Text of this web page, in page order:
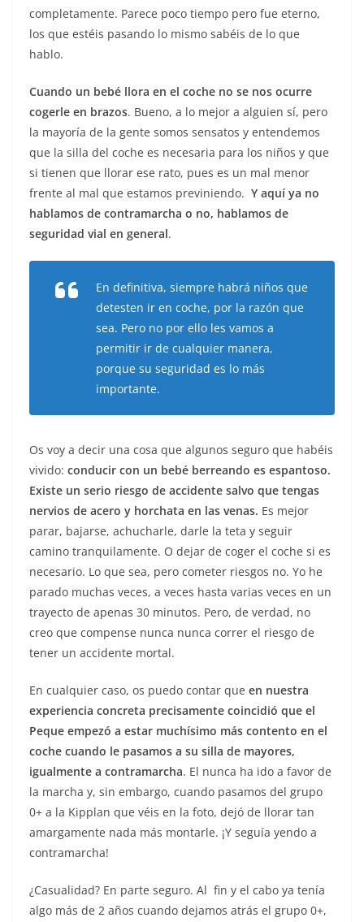
completamente. Parece poco tiempo pero fue eterno,
los que estéis pasando lo mismo sabéis de lo que
hablo.
Cuando un bebé llora en el coche no se nos ocurre
cogerle en brazos. Bueno, a lo mejor a alguien sí, pero
la mayoría de la gente somos sensatos y entendemos
que la silla del coche es necesaria para los niños y que
si tienen que llorar ese rato, pues es un mal menor
frente al mal que estamos previniendo. Y aquí ya no
hablamos de contramarcha o no, hablamos de
seguridad vial en general.
En definitiva, siempre habrá niños que
detesten ir en coche, por la razón que
sea. Pero no por ello les vamos a
permitir ir de cualquier manera,
porque su seguridad es lo más
importante.
Os voy a decir una cosa que algunos seguro que habéis
vivido: conducir con un bebé berreando es espantoso.
Existe un serio riesgo de accidente salvo que tengas
nervios de acero y horchata en las venas. Es mejor
parar, bajarse, achucharle, darle la teta y seguir
camino tranquilamente. O dejar de coger el coche si es
necesario. Lo que sea, pero cometer riesgos no. Yo he
parado muchas veces, a veces hasta varias veces en un
trayecto de apenas 30 minutos. Pero, de verdad, no
creo que compense nunca nunca correr el riesgo de
tener un accidente mortal.
En cualquier caso, os puedo contar que en nuestra
experiencia concreta precisamente coincidió que el
Peque empezó a estar muchísimo más contento en el
coche cuando le pasamos a su silla de mayores,
igualmente a contramarcha. El nunca ha ido a favor de
la marcha y, sin embargo, cuando pasamos del grupo
0+ a la Kipplan que véis en la foto, dejó de llorar tan
amargamente nada más montarle. ¡Y seguía yendo a
contramarcha!
¿Casualidad? En parte seguro. Al fin y el cabo ya tenía
algo más de 2 años cuando dejamos atrás el grupo 0+,